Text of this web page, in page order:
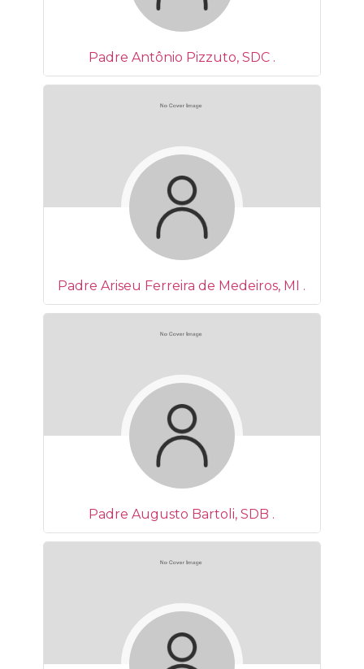
Padre Antônio Pizzuto, SDC .
Padre Ariseu Ferreira de Medeiros, MI .
Padre Augusto Bartoli, SDB .